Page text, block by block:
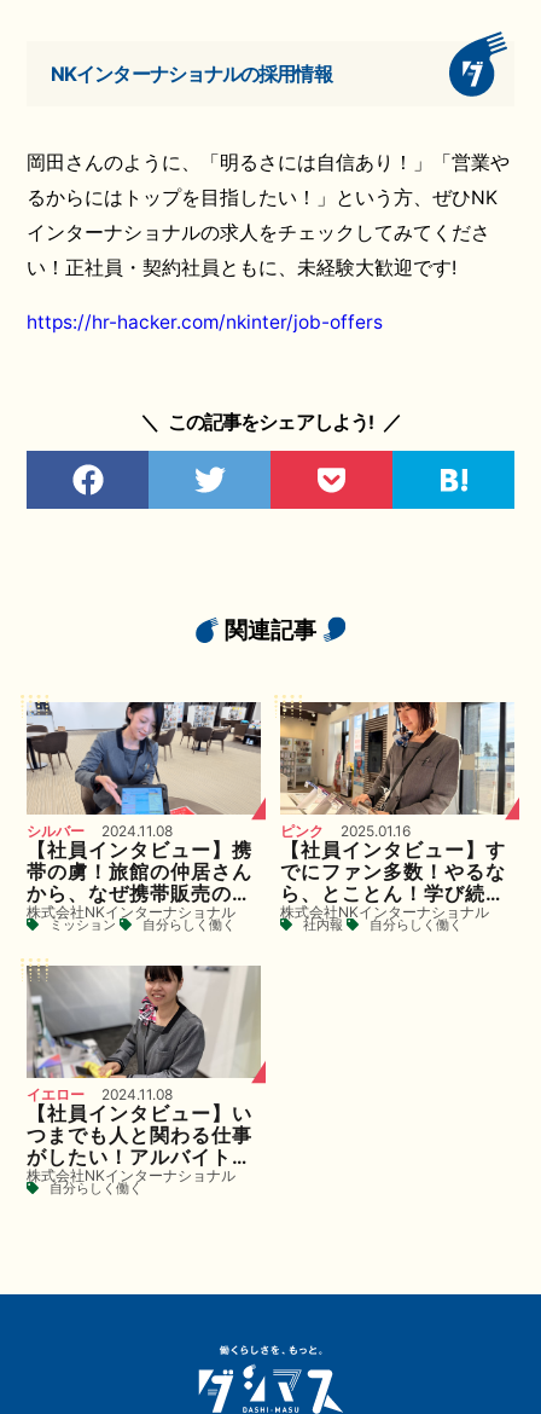
NKインターナショナルの採用情報
岡田さんのように、「明るさには自信あり！」「営業や
るからにはトップを目指したい！」という方、ぜひNK
インターナショナルの求人をチェックしてみてくださ
い！正社員・契約社員ともに、未経験大歓迎です!
https://hr-hacker.com/nkinter/job-offers
＼ この記事をシェアしよう! ／
関連記事
シルバー 2024.11.08
【社員インタビュー】携
帯の虜！旅館の仲居さん
から、なぜ携帯販売のお
仕事に？
株式会社NKインターナショナル
ミッション 自分らしく働く
ピンク 2025.01.16
【社員インタビュー】す
でにファン多数！やるな
ら、とことん！学び続け
る姿勢が光る入社2ヶ月
目期待の新人
株式会社NKインターナショナル
社内報 自分らしく働く
イエロー 2024.11.08
【社員インタビュー】い
つまでも人と関わる仕事
がしたい！アルバイト経
験なし・医療従事者歴11
年でなぜモバイル販売に
株式会社NKインターナショナル
自分らしく働く